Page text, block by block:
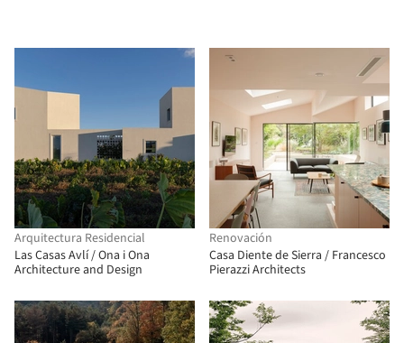
Arquitectura Residencial
Las Casas Avlí / Ona i Ona
Architecture and Design
Renovación
Casa Diente de Sierra / Francesco
Pierazzi Architects